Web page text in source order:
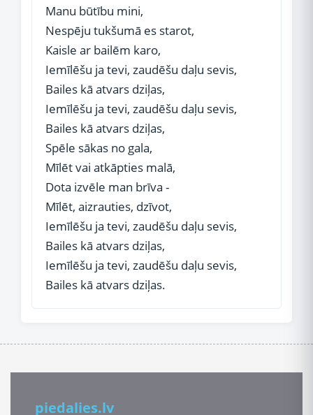
Manu būtību mini,
Nespēju tukšumā es starot,
Kaisle ar bailēm karo,
Iemīlēšu ja tevi, zaudēšu daļu sevis,
Bailes kā atvars dziļas,
Iemīlēšu ja tevi, zaudēšu daļu sevis,
Bailes kā atvars dziļas,
Spēle sākas no gala,
Mīlēt vai atkāpties malā,
Dota izvēle man brīva -
Mīlēt, aizrauties, dzīvot,
Iemīlēšu ja tevi, zaudēšu daļu sevis,
Bailes kā atvars dziļas,
Iemīlēšu ja tevi, zaudēšu daļu sevis,
Bailes kā atvars dziļas.
piedalies.lv